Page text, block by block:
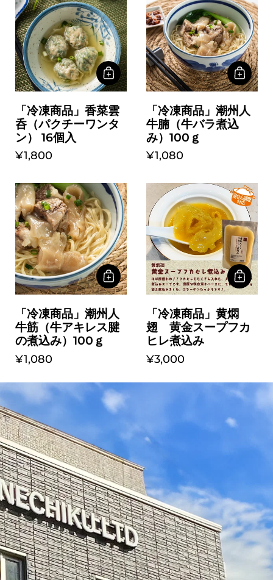
「冷凍商品」香菜雲
呑（パクチーワンタ
ン） 16個入
¥1,800
「冷凍商品」潮州人
牛腩（牛バラ煮込
み）100ｇ
¥1,080
「冷凍商品」潮州人
牛筋（牛アキレス腱
の煮込み）100ｇ
¥1,080
「冷凍商品」黄燜
翅 黄金スープフカ
ヒレ煮込み
¥3,000